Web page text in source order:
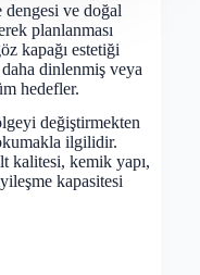
dengesi ve doğal
planlanması
kapağı estetiği
dinlenmiş veya
hedefler.
değiştirmekten
ilgilidir.
kalitesi, kemik yapı,
kapasitesi